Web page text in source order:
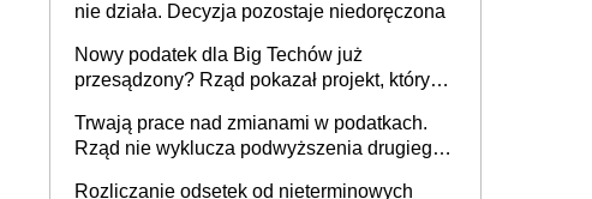
nie działa. Decyzja pozostaje niedoręczona
Nowy podatek dla Big Techów już
przesądzony? Rząd pokazał projekt, który
Trwają prace nad zmianami w podatkach.
Rząd nie wyklucza podwyższenia drugiego
Rozliczanie odsetek od nieterminowych